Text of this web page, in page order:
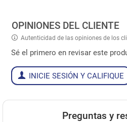
OPINIONES DEL CLIENTE
Autenticidad de las opiniones de los
Sé el primero en revisar este
INICIE SESIÓN Y CALIFIQUE
Preguntas y